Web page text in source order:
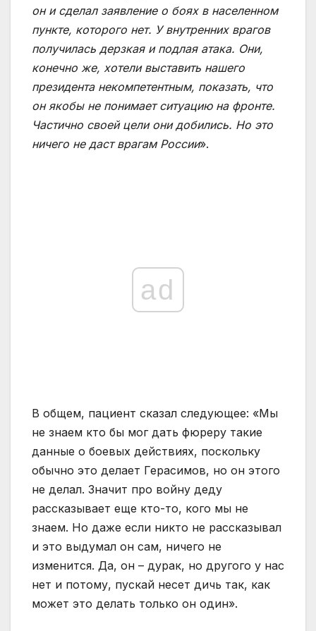
он и сделал заявление о боях в населенном
пункте, которого нет. У внутренних врагов
получилась дерзкая и подлая атака. Они,
конечно же, хотели выставить нашего
президента некомпетентным, показать, что
он якобы не понимает ситуацию на фронте.
Частично своей цели они добились. Но это
ничего не даст врагам России».
ad
В общем, пациент сказал следующее: «Мы
не знаем кто бы мог дать фюреру такие
данные о боевых действиях, поскольку
обычно это делает Герасимов, но он этого
не делал. Значит про войну деду
рассказывает еще кто-то, кого мы не
знаем. Но даже если никто не рассказывал
и это выдумал он сам, ничего не
изменится. Да, он – дурак, но другого у нас
нет и потому, пускай несет дичь так, как
может это делать только он один».